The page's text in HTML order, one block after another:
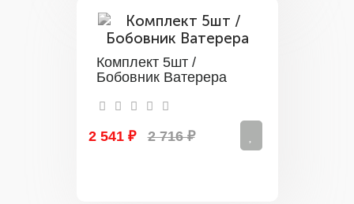
Комплект 5шт /
Бобовник Ватерера
2 541 ₽ 2 716 ₽